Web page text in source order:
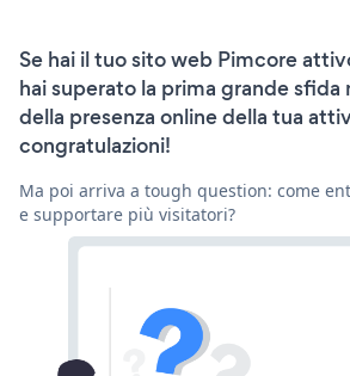
Se hai il tuo sito web Pimcore
hai superato la prima grande sfida
della presenza online della tua
congratulazioni!
Ma poi arriva a tough question: come
e supportare più visitatori?